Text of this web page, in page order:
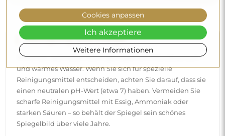
Lieferung nach Hause
die Sendung direkt an Ihrer Haustür entgegennehmen.
Gegen einen Aufpreis von 40 € bieten wir zusätzlich einen
Hineintrageservice
an, mit dem die Sendung direkt in
Ihre Wohnung gebracht wird (für Maße bis 80×120 cm oder
einen Durchmesser von 100 cm). Bei größeren Produkten
Weitere Informationen
Cookies anpassen
Ich akzeptiere